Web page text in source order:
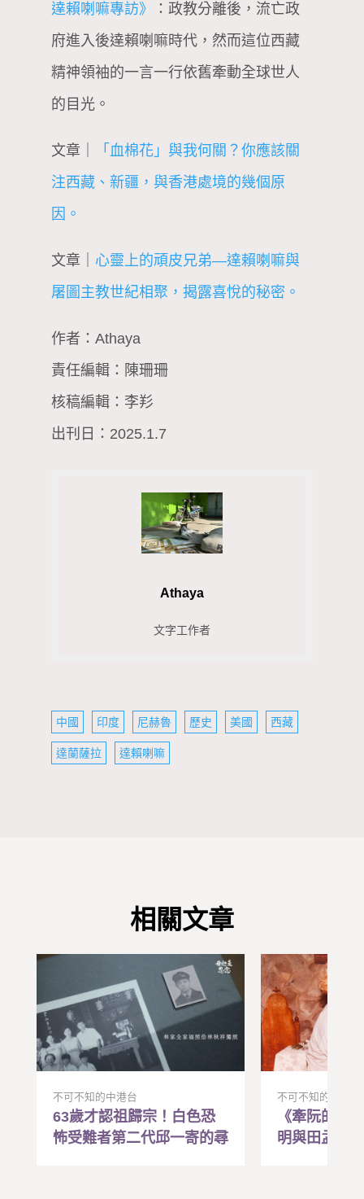
達賴喇嘛專訪》
：政教分離後，流亡政
府進入後達賴喇嘛時代，然而這位西藏
精神領袖的一言一行依舊牽動全球世人
的目光。
文章｜
「血棉花」與我何關？你應該關
注西藏、新疆，與香港處境的幾個原
因。
文章｜ 心靈上的頑皮兄弟—達賴喇嘛與
屠圖主教世紀相聚，揭露喜悅的秘密。
作者：Athaya
責任編輯：陳珊珊
核稿編輯：李羏
出刊日：2025.1.7
Athaya
文字工作者
中國 印度 尼赫魯 歷史 美國 西藏
達蘭薩拉 達賴喇嘛
相關文章
不可不知的中港台
63歲才認祖歸宗！白色恐
怖受難者第二代邱一寄的尋
不可不知的中港台
《牽阮的手
明與田孟淑